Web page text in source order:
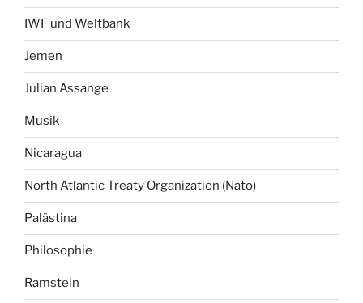
IWF und Weltbank
Jemen
Julian Assange
Musik
Nicaragua
North Atlantic Treaty Organization (Nato)
Palästina
Philosophie
Ramstein